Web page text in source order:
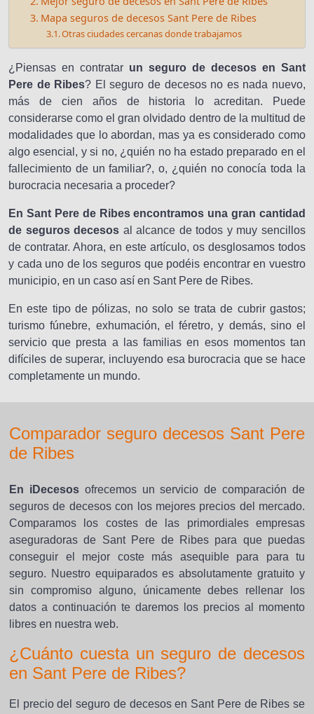
Mapa seguros de decesos Sant Pere de Ribes
Otras ciudades cercanas donde trabajamos
¿Piensas en contratar un seguro de decesos en Sant
Pere de Ribes? El seguro de decesos no es nada nuevo,
más de cien años de historia lo acreditan. Puede
considerarse como el gran olvidado dentro de la multitud de
modalidades que lo abordan, mas ya es considerado como
algo esencial, y si no, ¿quién no ha estado preparado en el
fallecimiento de un familiar?, o, ¿quién no conocía toda la
burocracia necesaria a proceder?
En Sant Pere de Ribes encontramos una gran cantidad
de seguros decesos al alcance de todos y muy sencillos
de contratar. Ahora, en este artículo, os desglosamos todos
y cada uno de los seguros que podéis encontrar en vuestro
municipio, en un caso así en Sant Pere de Ribes.
En este tipo de pólizas, no solo se trata de cubrir gastos;
turismo fúnebre, exhumación, el féretro, y demás, sino el
servicio que presta a las familias en esos momentos tan
difíciles de superar, incluyendo esa burocracia que se hace
completamente un mundo.
Comparador seguro decesos Sant Pere
de Ribes
En iDecesosofrecemos un servicio de comparación de
seguros de decesos con los mejores precios del mercado.
Comparamos los costes de las primordiales empresas
aseguradoras de Sant Pere de Ribes para que puedas
conseguir el mejor coste más asequible para para tu
seguro. Nuestro equiparados es absolutamente gratuito y
sin compromiso alguno, únicamente debes rellenar los
datos a continuación te daremos los precios al momento
libres en nuestra web.
¿Cuánto cuesta un seguro de decesos
en Sant Pere de Ribes?
El precio del seguro de decesos en Sant Pere de Ribes se